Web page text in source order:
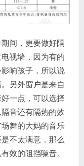
间，更要做好隔
视墙，因为有的
响孩子，所以说
另外窗户是来自
一点，可以选择
音还有隔热的效
舞的大妈的音乐
不太满意，那么
效的阻挡噪音。